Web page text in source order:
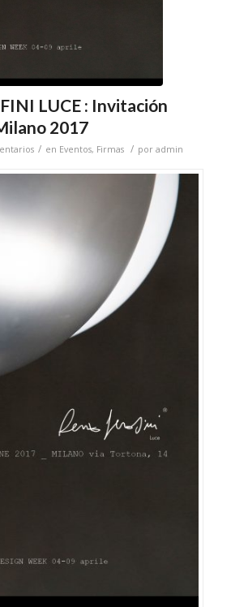
LUCE : Invitación
2017
/ en Eventos, Firmas / por admin